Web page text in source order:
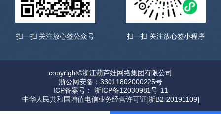
扫一扫 关注放心签公众号 扫一扫 关注放心签小程序
copyright©浙江葫芦娃网络集团有限公司
浙公网安备：33011802000225号
ICP备案号： 浙ICP备12030981号-11
中华人民共和国增值电信业务经营许可证[浙B2-20191109]